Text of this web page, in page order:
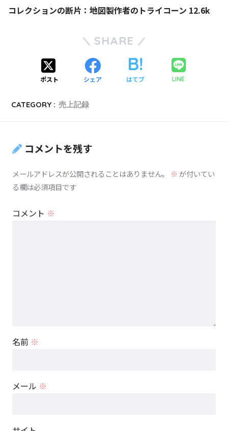
コレクションの断片：地図製作者のトライコーン 12.6k
SHARE
ポスト シェア はてブ LINE
CATEGORY : 売上記録
コメントを残す
メールアドレスが公開されることはありません。 ※が付いてい
る欄は必須項目です
コメント ※
名前 ※
メール ※